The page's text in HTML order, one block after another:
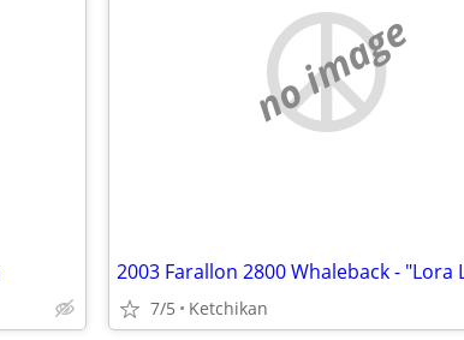
no image
2003 Farallon 2800 Whaleback - "Lora
7/5 Ketchikan